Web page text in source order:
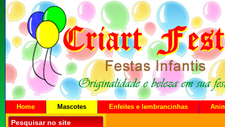
Home Mascotes Enfeites e lembrancinhas
Pesquisar no site